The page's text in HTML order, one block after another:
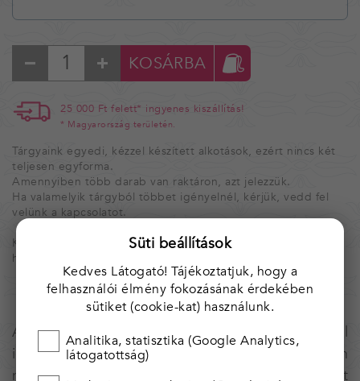
KOSÁRBA
25 000 Ft felett* ingyenes kiszállítás!
* Magyarország területén.
Tárgyaink egyedi, kézzel készített alkotások, ezért nincs két
teljesen egyforma.
Amennyiben több darab van raktáron, azt jelezzük.
Ha valamelyik tárgyból többet igényelnél, kérjük, vedd fel
velünk a kapcsolatot.
Kínálatunk folymatosan bővül, illetve változik. Érdemes
hozzánk visszajárni.
A csafring a Sárközi menyasszonyi viselet jól
ismert dísze. Egy-egy bojt azonban nagyon
nehéz volt, hiszen rengeteg gyöngyöt kellett
Süti beállítások
Kedves Látogató! Tájékoztatjuk, hogy a
felhasználói élmény fokozásának érdekében
sütiket (cookie-kat) használunk.
Analitika, statisztika (Google Analytics,
látogatottság)